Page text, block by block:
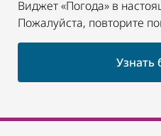
Виджет «Погода» в
Пожалуйста, повторите
Узнать